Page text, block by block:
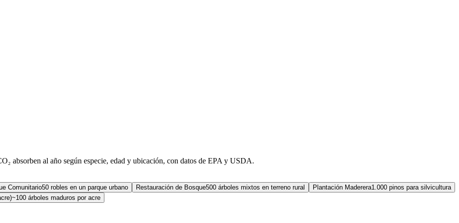
absorben al año según especie, edad y ubicación, con datos de EPA y USDA.
Comunitario50 robles en un parque urbano Restauración de Bosque500 árboles mixtos en terreno rural Plantación Maderera1.000 pinos para silvicultura
~100 árboles maduros por acre